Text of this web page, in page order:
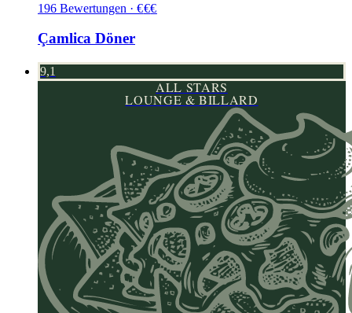
196 Bewertungen · €€€
Çamlica Döner
9,1
ALL STARS
LOUNGE & BILLARD